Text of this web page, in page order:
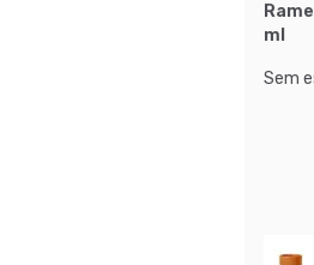
ml
Sem